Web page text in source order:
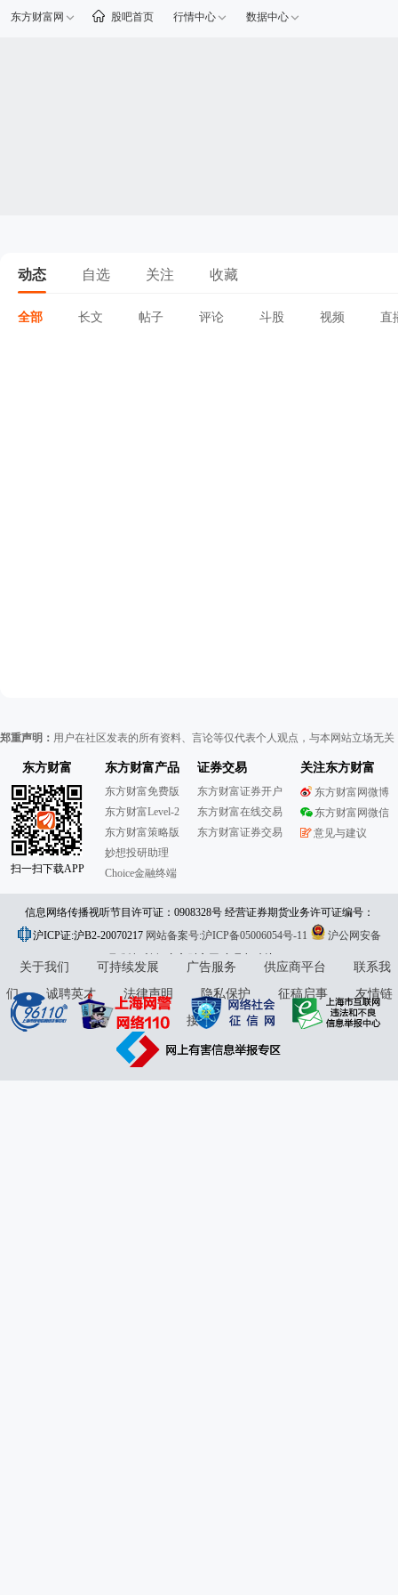
东方财富网 股吧首页 行情中心 数据中心
动态 自选 关注 收藏
全部 长文 帖子 评论 斗股 视频 直
郑重声明： 用户在社区发表的所有资料、言论等仅代表个人观点，与本网站立场无
东方财富
扫一扫下载APP
东方财富产品
东方财富免费版
东方财富Level-2
东方财富策略版
妙想投研助理
Choice金融终端
证券交易
东方财富证券开户
东方财富在线交易
东方财富证券交易
关注东方财富
东方财富网微博
东方财富网微信
意见与建议
信息网络传播视听节目许可证：0908328号 经营证券期货业务许可证编号：
913101046312860336 违法和不良信息举报:021-61278686 举报邮箱：
jubao@eastmoney.com
沪ICP证:沪B2-20070217 网站备案号:沪ICP备05006054号-11
沪公网安备
31010402000120号版权所有:东方财富网意见与建议:4000300059/952500
关于我们 可持续发展 广告服务 供应商平台
联系我
们
诚聘英才 法律声明 隐私保护 征稿启事
友情链
接